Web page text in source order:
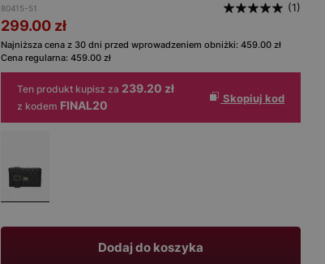
80415-51 (1)
299.00 zł
Najniższa cena z 30 dni przed wprowadzeniem obniżki: 459.00 zł
Cena regularna: 459.00 zł
Ten produkt kupisz za 239.20 zł
z kodem FINAL20 Skopiuj kod
Dodaj do koszyka